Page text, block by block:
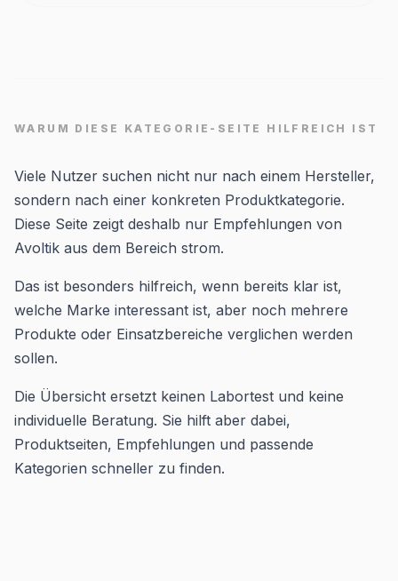
WARUM DIESE KATEGORIE-SEITE HILFREICH IST
Viele Nutzer suchen nicht nur nach einem Hersteller,
sondern nach einer konkreten Produktkategorie.
Diese Seite zeigt deshalb nur Empfehlungen von
Avoltik aus dem Bereich strom.
Das ist besonders hilfreich, wenn bereits klar ist,
welche Marke interessant ist, aber noch mehrere
Produkte oder Einsatzbereiche verglichen werden
sollen.
Die Übersicht ersetzt keinen Labortest und keine
individuelle Beratung. Sie hilft aber dabei,
Produktseiten, Empfehlungen und passende
Kategorien schneller zu finden.